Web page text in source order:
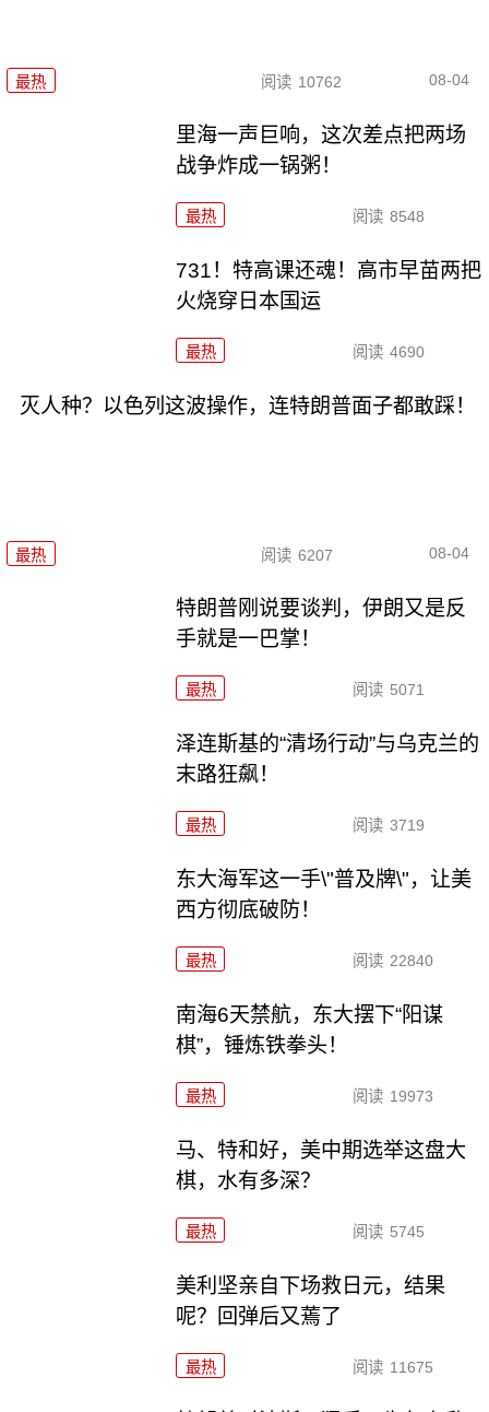
最热 阅读 10762 08-04
里海一声巨响，这次差点把两场
战争炸成一锅粥！
最热 阅读 8548
731！特高课还魂！高市早苗两把
火烧穿日本国运
最热 阅读 4690
灭人种？以色列这波操作，连特朗普面子都敢踩！
最热 阅读 6207 08-04
特朗普刚说要谈判，伊朗又是反
手就是一巴掌！
最热 阅读 5071
泽连斯基的“清场行动”与乌克兰的
末路狂飙！
最热 阅读 3719
东大海军这一手\"普及牌\"，让美
西方彻底破防！
最热 阅读 22840
南海6天禁航，东大摆下“阳谋
棋”，锤炼铁拳头！
最热 阅读 19973
马、特和好，美中期选举这盘大
棋，水有多深？
最热 阅读 5745
美利坚亲自下场救日元，结果
呢？回弹后又蔫了
最热 阅读 11675